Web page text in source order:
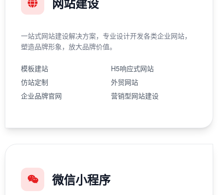
一站式网站建设解决方案，专业设计开发各类企业网站，
塑造品牌形象，放大品牌价值。
模板建站
H5响应式网站
仿站定制
外贸网站
企业品牌官网
营销型网站建设
微信小程序